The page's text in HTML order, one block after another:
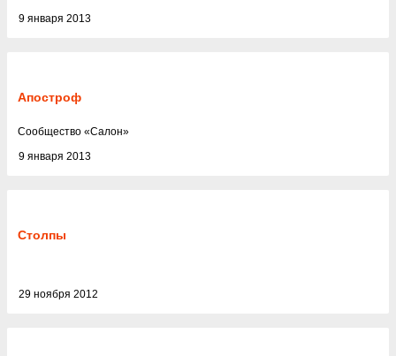
9 января 2013
Апостроф
9 января 2013
Cообщество «Салон»
Столпы
29 ноября 2012